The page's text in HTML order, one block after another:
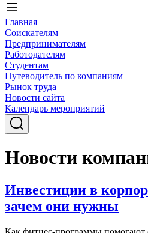
Главная
Соискателям
Предпринимателям
Работодателям
Студентам
Путеводитель по компаниям
Рынок труда
Новости сайта
Календарь мероприятий
Новости
Инвестиции в
зачем они нужны